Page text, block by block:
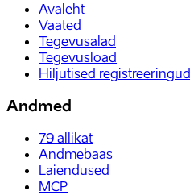
Avaleht
Vaated
Tegevusalad
Tegevusload
Hiljutised registreeringud
Andmed
79 allikat
Andmebaas
Laiendused
MCP